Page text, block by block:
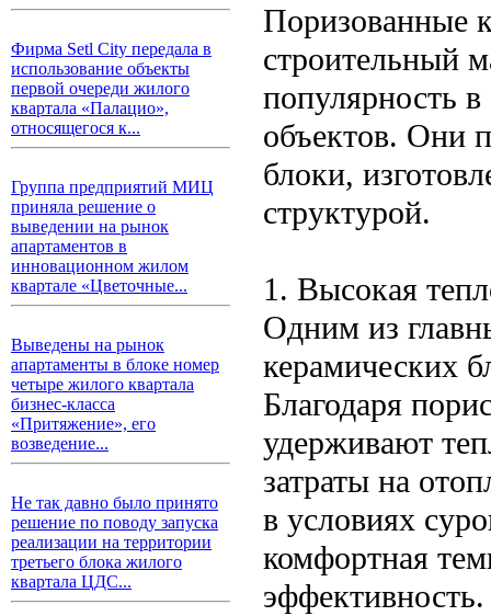
Фирма Setl City передала в
использование объекты
первой очереди жилого
квартала «Палацио»,
относящегося к...
Группа предприятий МИЦ
приняла решение о
выведении на рынок
апартаментов в
инновационном жилом
квартале «Цветочные...
Выведены на рынок
апартаменты в блоке номер
четыре жилого квартала
бизнес-класса
«Притяжение», его
возведение...
Не так давно было принято
решение по поводу запуска
реализации на территории
третьего блока жилого
квартала ЦДС...
Поризованные
строительный
популярность
объектов. Они
блоки,
структурой.
1. Высокая
Одним из
керамических
Благодаря
удерживают
затраты на
в условиях
комфортная
эффективность.